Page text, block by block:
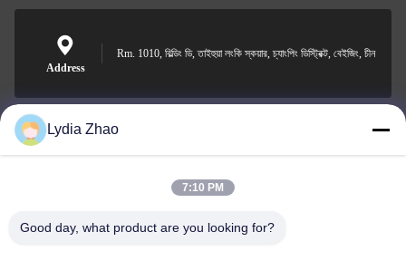
Address
Rm. 1010, বিল্ডিং ডি, তাইহুয়া লংকি স্কয়ার, চ্যাংপিং ডিস্ট্রিক্ট, বেইজিং, চীন
jesingd@vip.sina.com
Lydia Zhao
7:10 PM
Good day, what product are you looking for?